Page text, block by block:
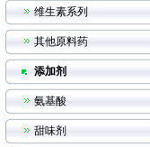
维生素系列
其他原料药
添加剂
氨基酸
甜味剂